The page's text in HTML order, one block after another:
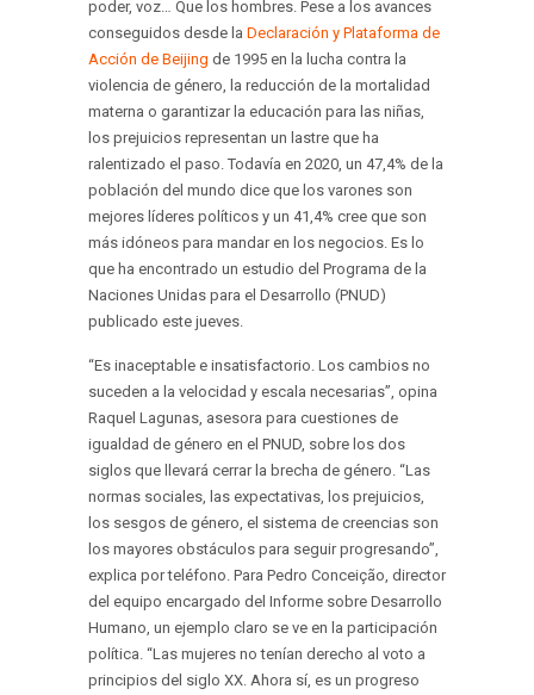
poder, voz… Que los hombres. Pese a los avances
conseguidos desde la Declaración y Plataforma de
Acción de Beijing de 1995 en la lucha contra la
violencia de género, la reducción de la mortalidad
materna o garantizar la educación para las niñas,
los prejuicios representan un lastre que ha
ralentizado el paso. Todavía en 2020, un 47,4% de la
población del mundo dice que los varones son
mejores líderes políticos y un 41,4% cree que son
más idóneos para mandar en los negocios. Es lo
que ha encontrado un estudio del Programa de la
Naciones Unidas para el Desarrollo (PNUD)
publicado este jueves.
“Es inaceptable e insatisfactorio. Los cambios no
suceden a la velocidad y escala necesarias”, opina
Raquel Lagunas, asesora para cuestiones de
igualdad de género en el PNUD, sobre los dos
siglos que llevará cerrar la brecha de género. “Las
normas sociales, las expectativas, los prejuicios,
los sesgos de género, el sistema de creencias son
los mayores obstáculos para seguir progresando”,
explica por teléfono. Para Pedro Conceição, director
del equipo encargado del Informe sobre Desarrollo
Humano, un ejemplo claro se ve en la participación
política. “Las mujeres no tenían derecho al voto a
principios del siglo XX. Ahora sí, es un progreso